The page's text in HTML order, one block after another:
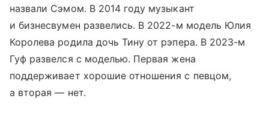
назвали Сэмом. В 2014 году музыкант
и бизнесвумен развелись. В 2022-м модель Юлия
Королева родила дочь Тину от рэпера. В 2023-м
Гуф развелся с моделью. Первая жена
поддерживает хорошие отношения с певцом,
а вторая — нет.